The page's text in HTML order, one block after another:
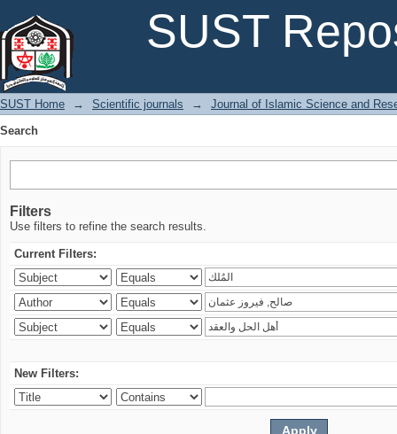
SUST
SUST Home → Scientific journals →
Journal of Islamic Science and
Search
Filters
Use filters to refine the search results.
Current Filters:
New Filters: